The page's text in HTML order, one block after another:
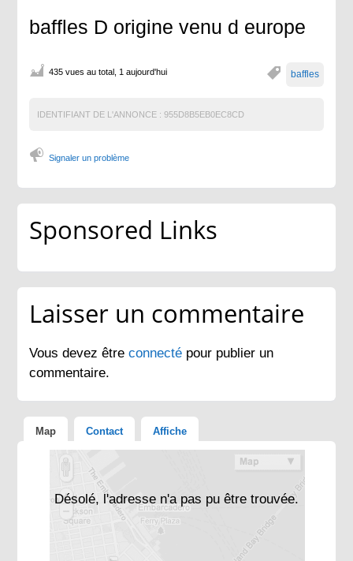
baffles D origine venu d europe
baffles
435 vues au total, 1 aujourd'hui
IDENTIFIANT DE L'ANNONCE : 955D8B5EB0EC8CD
Signaler un problème
Sponsored Links
Laisser un commentaire
Vous devez êtreconnecté pour publier un
commentaire.
Map Contact Affiche
Désolé, l'adresse n'a pas pu être trouvée.